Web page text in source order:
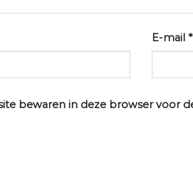
E-mail *
bewaren in deze browser voor